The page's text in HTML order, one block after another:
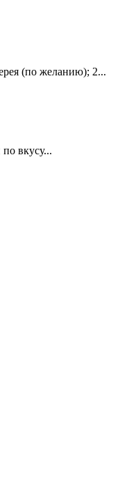
(по желанию); 2...
вкусу...